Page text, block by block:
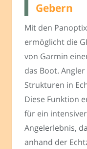
Gebern
Mit den
ermöglicht die
von Garmin
das Boot.
Strukturen in
Diese Funktion
für ein
Angelerlebnis,
anhand der